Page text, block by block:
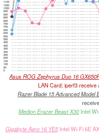
0
50
100
150
200
250
300
350
400
450
500
550
600
650
700
750
800
850
900
950
1000
1050
1100
Asus ROG Zephyrus Duo 16
LAN Card; iperf3 receive
Razer Blade 15 Advanced Model
Medion Erazer Beast X30 Intel
Gigabyte Aero 16 YE5Intel Wi-Fi 6E